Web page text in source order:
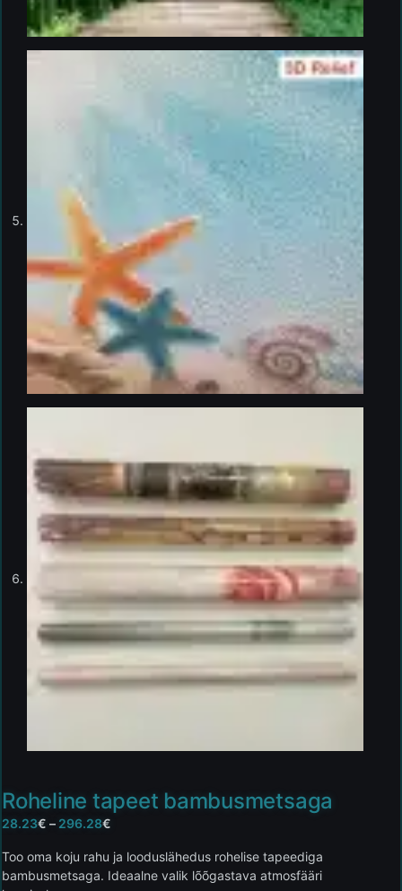
Roheline tapeet bambusmetsaga
28.23€ – 296.28€
Too oma koju rahu ja looduslähedus rohelise tapeediga
bambusmetsaga. Ideaalne valik lõõgastava atmosfääri